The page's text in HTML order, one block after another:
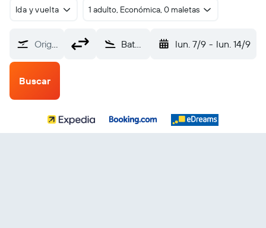
Ida y vuelta 1 adulto, Económica, 0 maletas
Origen Batumi (BUS) lun. 7/9 - lun. 14/9
Buscar